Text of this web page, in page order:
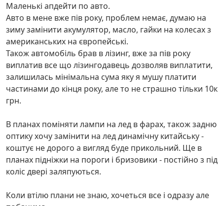
Маленькі апдейти по авто.
Авто в мене вже пів року, проблем немає, думаю на
зиму замінити акумулятор, масло, гайки на колесах з
американських на європейські.
Також автомобіль брав в лізинг, вже за пів року
виплатив все що лізингодавець дозволяв виплатити,
залишилась мінімальна сума яку я мушу платити
частинами до кінця року, але то не страшно тільки 10к
грн.
В планах поміняти лампи на лед в фарах, також задню
оптику хочу замінити на лед динамічну китайську -
коштує не дорого а вигляд буде прикольний. Ще в
планах підніжки на пороги і бризовики - постійно з під
коліс двері заляпуються.
Коли втілю плани не знаю, хочеться все і одразу але